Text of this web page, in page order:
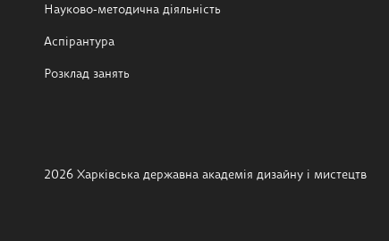
Науково-методична діяльність
Аспірантура
Розклад занять
2026 Харківська державна академія дизайну і мистецтв